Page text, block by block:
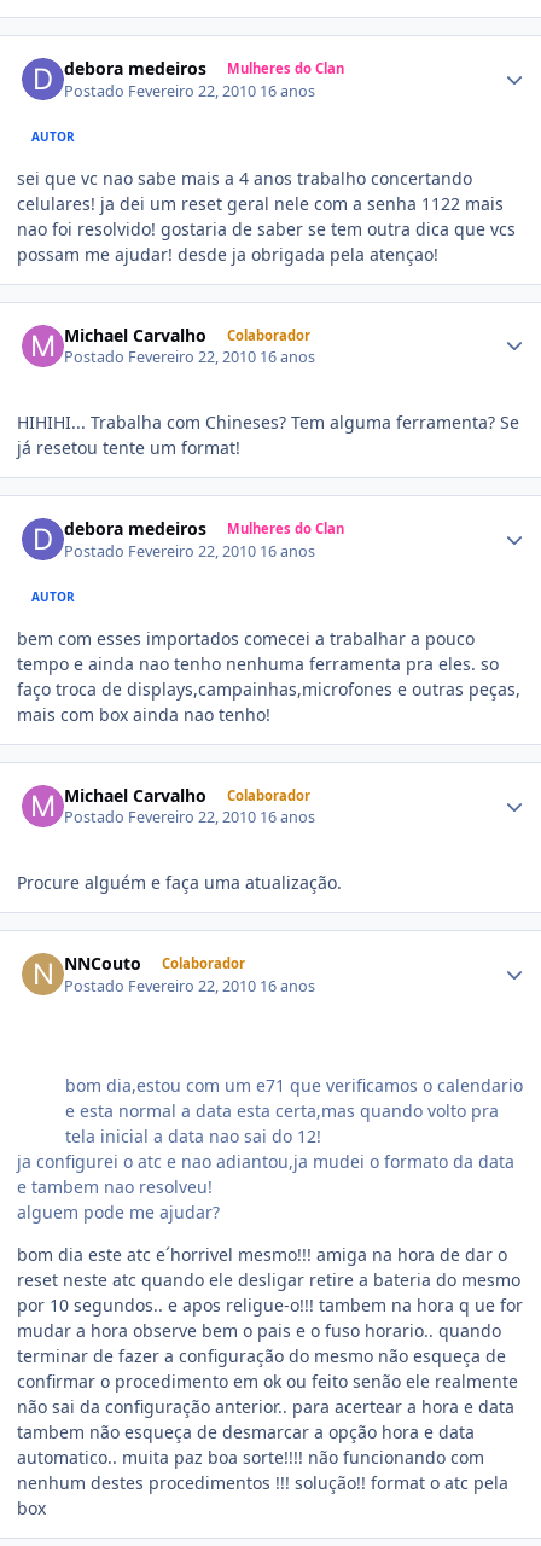
debora medeiros Mulheres do Clan
Postado Fevereiro 22, 2010 16 anos
AUTOR
sei que vc nao sabe mais a 4 anos trabalho concertando
celulares! ja dei um reset geral nele com a senha 1122 mais
nao foi resolvido! gostaria de saber se tem outra dica que vcs
possam me ajudar! desde ja obrigada pela atençao!
Michael Carvalho Colaborador
Postado Fevereiro 22, 2010 16 anos
HIHIHI... Trabalha com Chineses? Tem alguma ferramenta? Se
já resetou tente um format!
debora medeiros Mulheres do Clan
Postado Fevereiro 22, 2010 16 anos
AUTOR
bem com esses importados comecei a trabalhar a pouco
tempo e ainda nao tenho nenhuma ferramenta pra eles. so
faço troca de displays,campainhas,microfones e outras peças,
mais com box ainda nao tenho!
Michael Carvalho Colaborador
Postado Fevereiro 22, 2010 16 anos
Procure alguém e faça uma atualização.
NNCouto Colaborador
Postado Fevereiro 22, 2010 16 anos
bom dia,estou com um e71 que verificamos o calendario
e esta normal a data esta certa,mas quando volto pra
tela inicial a data nao sai do 12!
ja configurei o atc e nao adiantou,ja mudei o formato da data
e tambem nao resolveu!
alguem pode me ajudar?
bom dia este atc e´horrivel mesmo!!! amiga na hora de dar o
reset neste atc quando ele desligar retire a bateria do mesmo
por 10 segundos.. e apos religue-o!!! tambem na hora q ue for
mudar a hora observe bem o pais e o fuso horario.. quando
terminar de fazer a configuração do mesmo não esqueça de
confirmar o procedimento em ok ou feito senão ele realmente
não sai da configuração anterior.. para acertear a hora e data
tambem não esqueça de desmarcar a opção hora e data
automatico.. muita paz boa sorte!!!! não funcionando com
nenhum destes procedimentos !!! solução!! format o atc pela
box